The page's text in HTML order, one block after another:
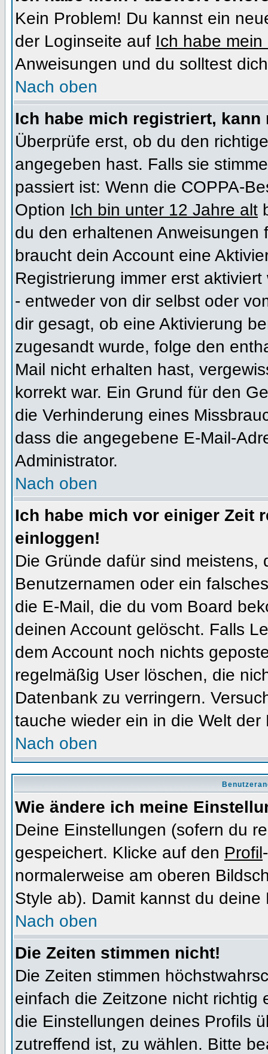
Kein Problem! Du kannst ein
der Loginseite auf Ich habe
Anweisungen und du solltest
Nach oben
Ich habe mich registriert,
Überprüfe erst, ob du den
angegeben hast. Falls sie
passiert ist: Wenn die COPPA-
Option Ich bin unter 12 Jahre alt
du den erhaltenen
braucht dein Account eine
Registrierung immer erst
- entweder von dir selbst oder
dir gesagt, ob eine Aktivierung
zugesandt wurde, folge den
Mail nicht erhalten hast,
korrekt war. Ein Grund für den
die Verhinderung eines
dass die angegebene E-Mail-
Administrator.
Nach oben
Ich habe mich vor einiger Zeit
einloggen!
Die Gründe dafür sind
Benutzernamen oder ein
die E-Mail, die du vom Board
deinen Account gelöscht. Falls
dem Account noch nichts
regelmäßig User löschen, die
Datenbank zu verringern.
tauche wieder ein in die Welt der
Nach oben
Wie ändere ich meine
Deine Einstellungen (sofern du
gespeichert. Klicke auf den Profil
normalerweise am oberen
Style ab). Damit kannst du
Nach oben
Die Zeiten stimmen nicht!
Die Zeiten stimmen
einfach die Zeitzone nicht richtig
die Einstellungen deines Profils
zutreffend ist, zu wählen. Bitte